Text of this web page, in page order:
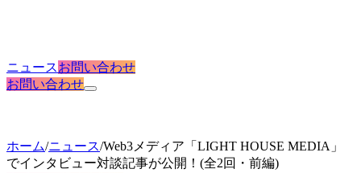
ニュースお問い合わせ
お問い合わせ
ホーム/ニュース/Web3メディア「LIGHT HOUSE MEDIA」
でインタビュー対談記事が公開！(全2回・前編)